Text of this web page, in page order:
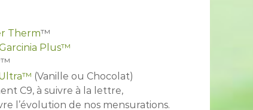
Therm™
Plus™
(Vanille ou Chocolat)
C9, à suivre à la lettre,
l’évolution de nos mensurations.